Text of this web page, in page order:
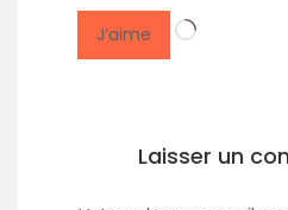
J’aime
Laisser un